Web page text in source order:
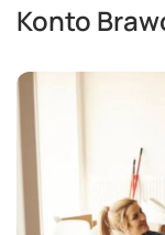
Konto